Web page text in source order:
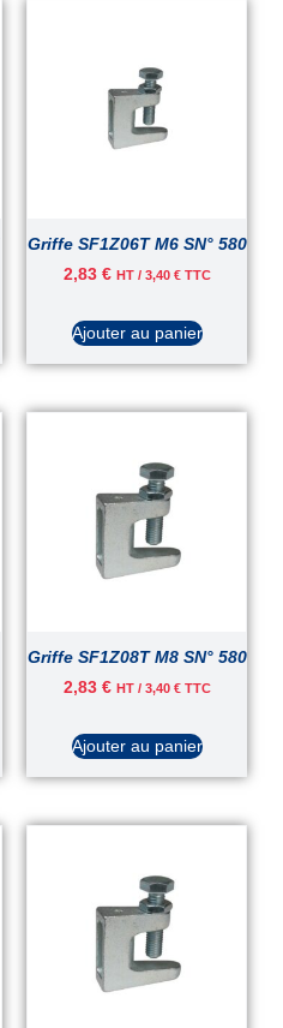
Griffe SF1Z06T M6 SN° 580
2,83 € HT / 3,40 €TTC
Ajouter au panier
Griffe SF1Z08T M8 SN° 580
2,83 € HT / 3,40 €TTC
Ajouter au panier